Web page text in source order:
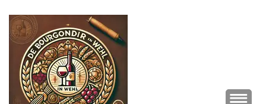
naar
inhoud
Enter)